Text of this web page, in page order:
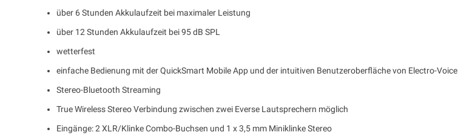
über 6 Stunden Akkulaufzeit bei maximaler Leistung
über 12 Stunden Akkulaufzeit bei 95 dB SPL
wetterfest
einfache Bedienung mit der QuickSmart Mobile App und der intuitiven Benutzeroberfläche von Electro-Voice
Stereo-Bluetooth Streaming
True Wireless Stereo Verbindung zwischen zwei Everse Lautsprechern möglich
Eingänge: 2 XLR/Klinke Combo-Buchsen und 1 x 3,5 mm Miniklinke Stereo